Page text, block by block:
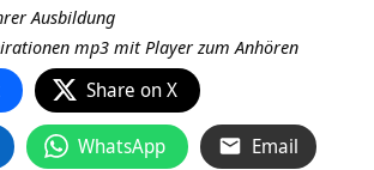
Ausbildung
mp3 mit Player zum Anhören
Share on X
WhatsApp Email